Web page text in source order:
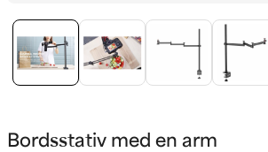
Bordsstativ med en arm